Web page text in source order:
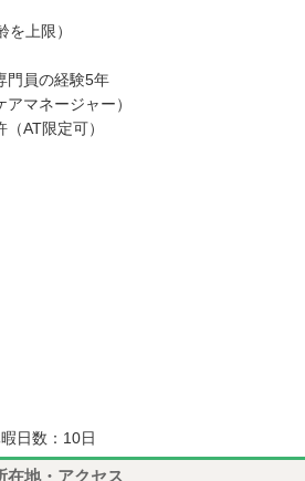
上限）
門員の経験5年
マネージャー）
AT限定可）
日数：10日
在地・アクセス